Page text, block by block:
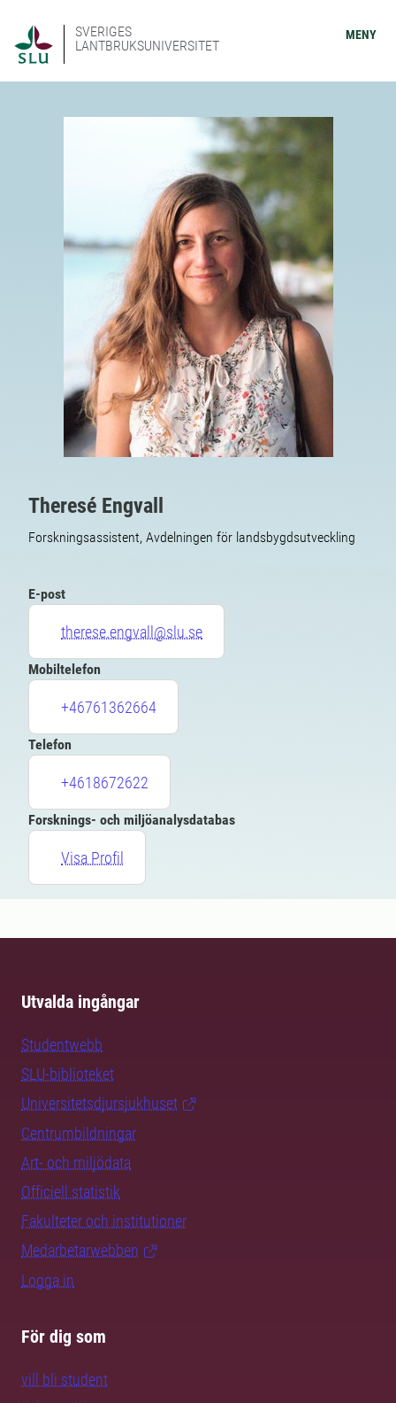
SVERIGES
LANTBRUKSUNIVERSITET
MENY
Theresé Engvall
Forskningsassistent, Avdelningen för landsbygdsutveckling
E-post
therese.engvall@slu.se
Mobiltelefon
+46761362664
Telefon
+4618672622
Forsknings- och miljöanalysdatabas
Visa Profil
Utvalda ingångar
Studentwebb
SLU-biblioteket
Universitetsdjursjukhuset
Centrumbildningar
Art- och miljödata
Officiell statistik
Fakulteter och institutioner
Medarbetarwebben
Logga in
För dig som
vill bli student